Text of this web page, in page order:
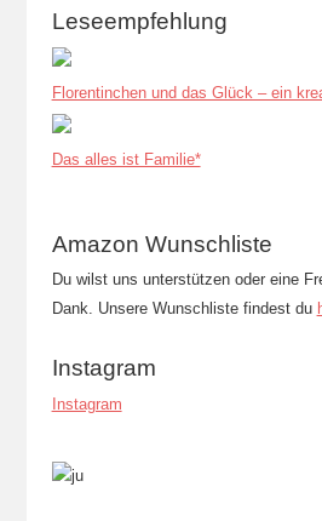
Leseempfehlung
Florentinchen und das Glück – ein
Das alles ist Familie*
Amazon Wunschliste
Du wilst uns unterstützen oder eine
Dank. Unsere Wunschliste findest du
Instagram
Instagram